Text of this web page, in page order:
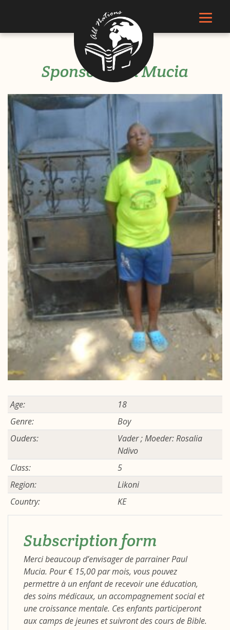
Sponsor Paul Mucia
Age:
18
Genre:
Boy
Ouders:
Vader ; Moeder: Rosalia
Ndivo
Class:
5
Region:
Likoni
Country:
KE
Subscription form
Merci beaucoup d’envisager de parrainer Paul
Mucia. Pour € 15,00 par mois, vous pouvez
permettre à un enfant de recevoir une éducation,
des soins médicaux, un accompagnement social et
une croissance mentale. Ces enfants participeront
aux camps de jeunes et suivront des cours de Bible.